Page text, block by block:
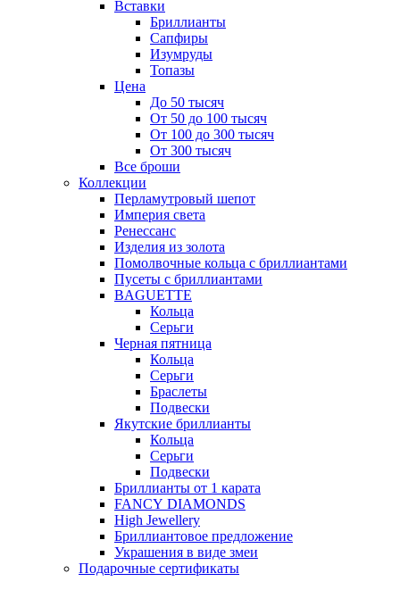
Вставки
Бриллианты
Сапфиры
Изумруды
Топазы
Цена
До 50 тысяч
От 50 до 100 тысяч
От 100 до 300 тысяч
От 300 тысяч
Все броши
Коллекции
Перламутровый шепот
Империя света
Ренессанс
Изделия из золота
Помолвочные кольца с бриллиантами
Пусеты с бриллиантами
BAGUETTE
Кольца
Серьги
Черная пятница
Кольца
Серьги
Браслеты
Подвески
Якутские бриллианты
Кольца
Серьги
Подвески
Бриллианты от 1 карата
FANCY DIAMONDS
High Jewellery
Бриллиантовое предложение
Украшения в виде змеи
Подарочные сертификаты